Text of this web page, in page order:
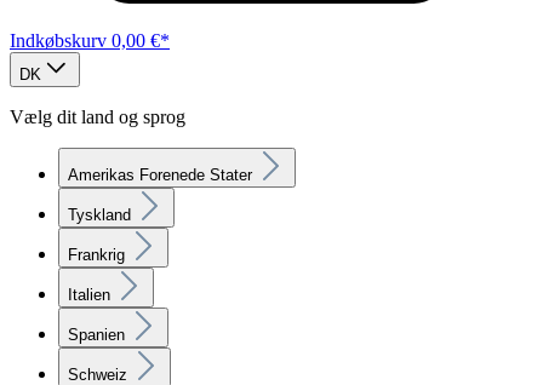
Indkøbskurv 0,00 €*
DK
Vælg dit land og sprog
Amerikas Forenede Stater
Tyskland
Frankrig
Italien
Spanien
Schweiz